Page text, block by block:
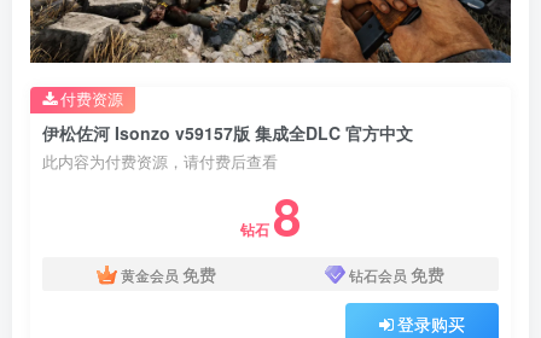
伊松佐河 Isonzo v59157版 集成全DLC 官方中文
此内容为付费资源，请付费后查看
钻石 8
黄金会员 免费 钻石会员 免费
登录购买
付费资源